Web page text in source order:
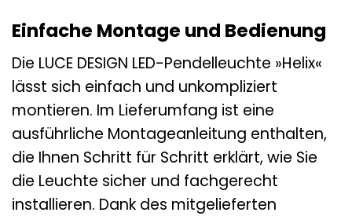
Einfache Montage und Bedienung
Die LUCE DESIGN LED-Pendelleuchte »Helix«
lässt sich einfach und unkompliziert
montieren. Im Lieferumfang ist eine
ausführliche Montageanleitung enthalten,
die Ihnen Schritt für Schritt erklärt, wie Sie
die Leuchte sicher und fachgerecht
installieren. Dank des mitgelieferten